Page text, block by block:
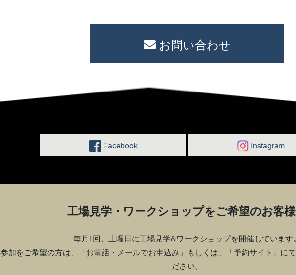
お問い合わせ
Facebook Instagram
工場見学・ワークショップをご希望のお客
毎月1回、土曜日に工場見学&ワークショップを開催しています
参加をご希望の方は、「お電話・メールでお申込み」もしくは、「予約サイト」に
ださい。